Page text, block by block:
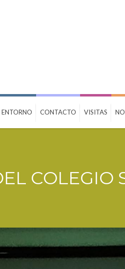
ENTORNO CONTACTO VISITAS
COLEGIO